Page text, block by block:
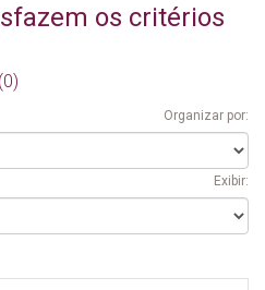
os critérios
Organizar por:
Exibir: